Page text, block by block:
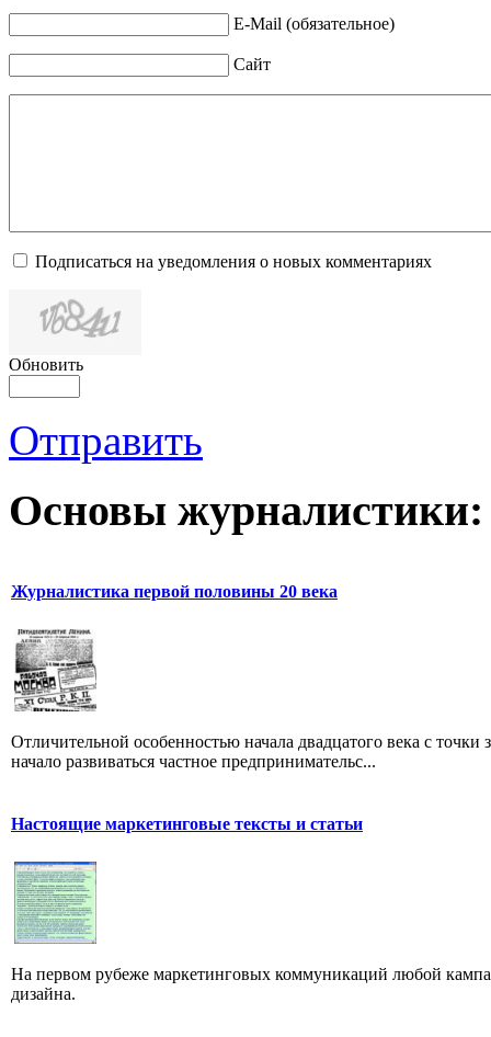
E-Mail (обязательное)
Сайт
Подписаться на уведомления о новых комментариях
Обновить
Отправить
Основы журналистики:
Журналистика первой половины 20 века
Отличительной особенностью начала двадцатого века с
начало развиваться частное предпринимательс...
Настоящие маркетинговые тексты и статьи
На первом рубеже маркетинговых коммуникаций любой
дизайна.